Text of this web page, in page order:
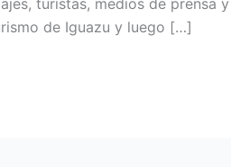
turistas, medios de prensa y
de Iguazu y luego […]